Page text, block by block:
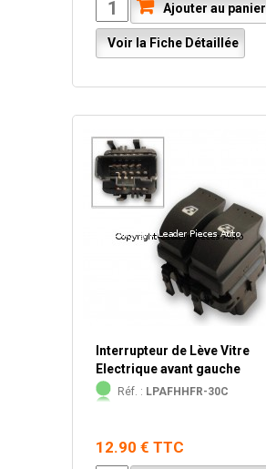
Ajouter au panier
Voir la Fiche Détaillée
Interrupteur de Lève Vitre
Electrique avant gauche
Réf. : LPAFHHFR-30C
12.90 € TTC